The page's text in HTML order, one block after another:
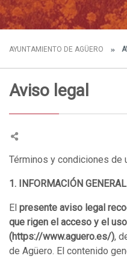
AYUNTAMIENTO DE AGÜERO
Aviso legal
Términos y condiciones de
1. INFORMACIÓN GENERAL
El presente aviso legal
que rigen el acceso y el
(https://www.aguero.es/),
de Agüero. El contenido